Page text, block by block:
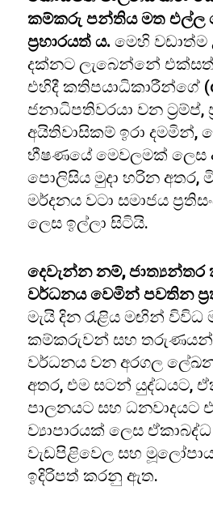
කම්කරු පන්තිය මත එල්ල
ප්‍රහාරයත් ය. මෙහි වඩාත්ම
දක්නට ලැබෙන්නේ
එහිදී කතිපයාධිකාරීන්ගේ
ජනාධිපතිවරයා වන ට්‍රම්ප්,
අයිතිවාසිකම් ඉරා දමමින්,
භීෂණයේ මෙවලමක් ලෙස
පොලිසිය මුදා හරින අතර,
මර්දනය වටා සමාජය
ලෙස ඉල්ලා සිටියි.
දෙවැන්න නම්,
වර්ධනය වෙමින් පවතින
මැයි දින රැළිය මඟින් විවිධ
කම්කරුවන් සහ තරුණයන්
වර්ධනය වන අරගල
අතර, එම සටන් යුද්ධයට,
පාලනයට සහ ධනවාදයට
ව්‍යාපාරයක් ලෙස
වැඩපිළිවෙල සහ
ඉදිරිපත් කරනු ඇත.